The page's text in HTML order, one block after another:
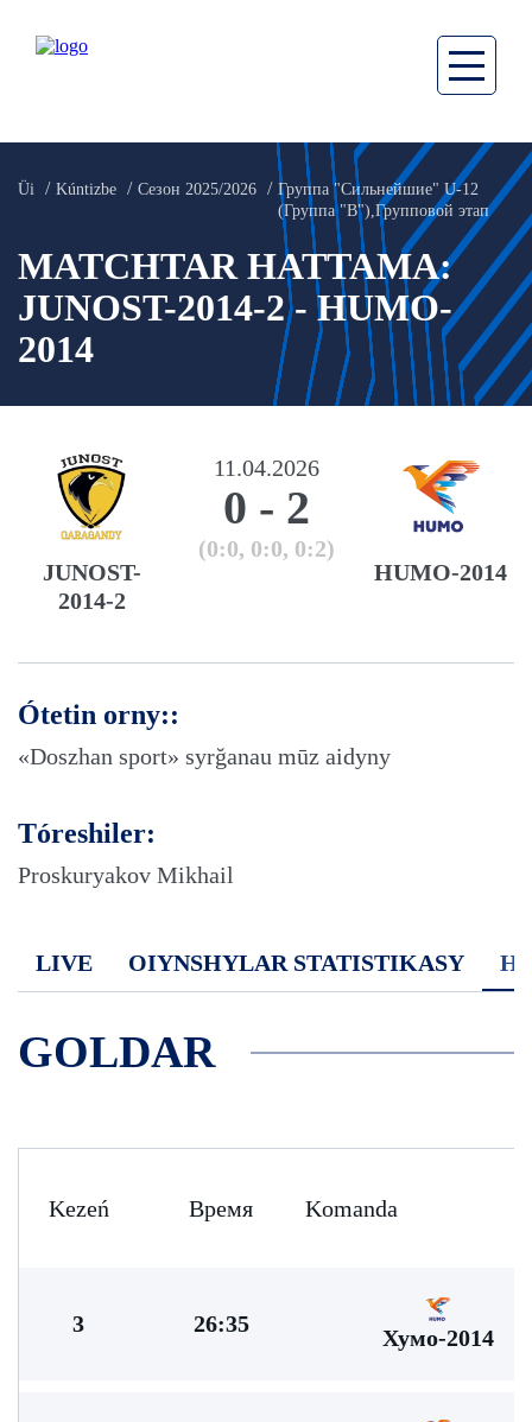
Üi Kúntizbe Сезон 2025/2026
Группа "Сильнейшие" U-12
(Группа "В"),Групповой этап
MATCHTAR HATTAMA:
JUNOST-2014-2 - HUMO-
2014
JUNOST-
2014-2
11.04.2026
0 - 2
(0:0, 0:0, 0:2)
HUMO-2014
Ótetin orny::
«Doszhan sport» syrğanau mūz aidyny
Tóreshiler:
Proskuryakov Mikhail
LIVE OIYNSHYLAR STATISTIKASY
GOLDAR
Kezeń Время Komanda
3 26:35
Хумо-2014